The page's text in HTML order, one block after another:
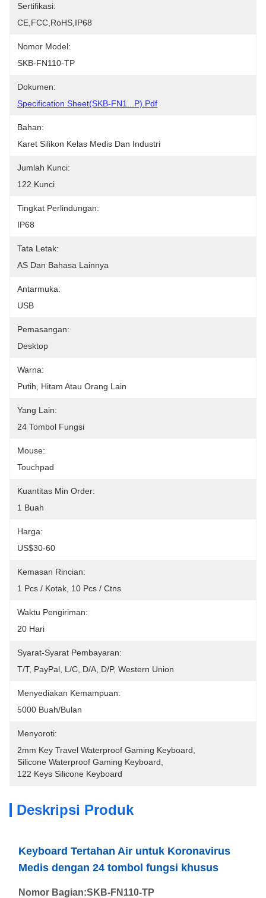
Sertifikasi:
CE,FCC,RoHS,IP68
Nomor Model:
SKB-FN110-TP
Dokumen:
Specification Sheet(SKB-FN1...P).pdf
Bahan:
Karet Silikon Kelas Medis Dan Industri
Jumlah Kunci:
122 Kunci
Tingkat Perlindungan:
IP68
Tata Letak:
AS Dan Bahasa Lainnya
Antarmuka:
USB
Pemasangan:
Desktop
Warna:
Putih, Hitam Atau Orang Lain
Yang Lain:
24 Tombol Fungsi
Mouse:
Touchpad
Kuantitas Min Order:
1 Buah
Harga:
US$30-60
Kemasan Rincian:
1 Pcs / Kotak, 10 Pcs / Ctns
Waktu Pengiriman:
20 Hari
Syarat-Syarat Pembayaran:
T/T, PayPal, L/C, D/A, D/P, Western Union
Menyediakan Kemampuan:
5000 Buah/bulan
Menyoroti:
2mm Key Travel Waterproof Gaming Keyboard
Silicone Waterproof Gaming Keyboard
122 Keys Silicone Keyboard
Deskripsi Produk
Keyboard Tertahan Air untuk Koronavirus
Medis dengan 24 tombol fungsi khusus
Nomor Bagian:SKB-FN110-TP